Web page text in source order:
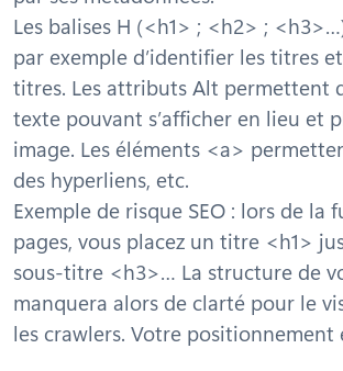
Les balises H (<h1> ; <h2> ;
par exemple d’identifier les titres
titres. Les attributs Alt permettent
texte pouvant s’afficher en lieu et
image. Les éléments <a>
des hyperliens, etc.
Exemple de risque SEO : lors de la
pages, vous placez un titre <h1>
sous-titre <h3>… La structure de
manquera alors de clarté pour le
les crawlers. Votre positionnement